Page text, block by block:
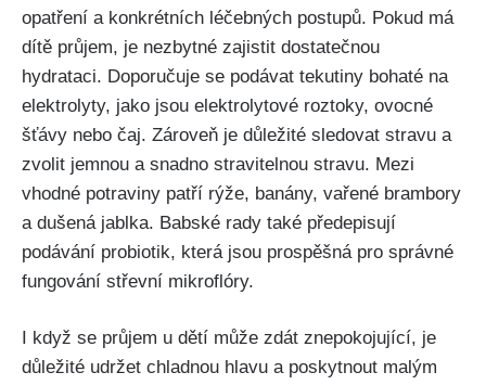
opatření a konkrétních léčebných postupů. Pokud má
dítě⁣ průjem, je nezbytné zajistit dostatečnou
hydrataci. Doporučuje se podávat⁢ tekutiny bohaté na
elektrolyty, jako jsou elektrolytové roztoky, ovocné
šťávy nebo čaj. Zároveň je důležité ⁣sledovat stravu⁤ a
zvolit ​jemnou a snadno stravitelnou stravu. Mezi
vhodné potraviny⁢ patří rýže, banány, vařené brambory
a dušená jablka. Babské rady také předepisují
podávání​ probiotik, která jsou prospěšná pro správné
fungování ‌střevní mikroflóry.
I když se průjem u dětí‌ může zdát znepokojující, ⁤je
důležité ‌udržet chladnou hlavu a‍ poskytnout malým